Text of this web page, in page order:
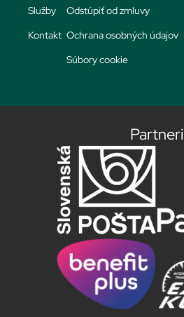
Služby
Kontakt
Odstúpiť od zmluvy
Ochrana osobných údajov
Súbory cookie
Partneri